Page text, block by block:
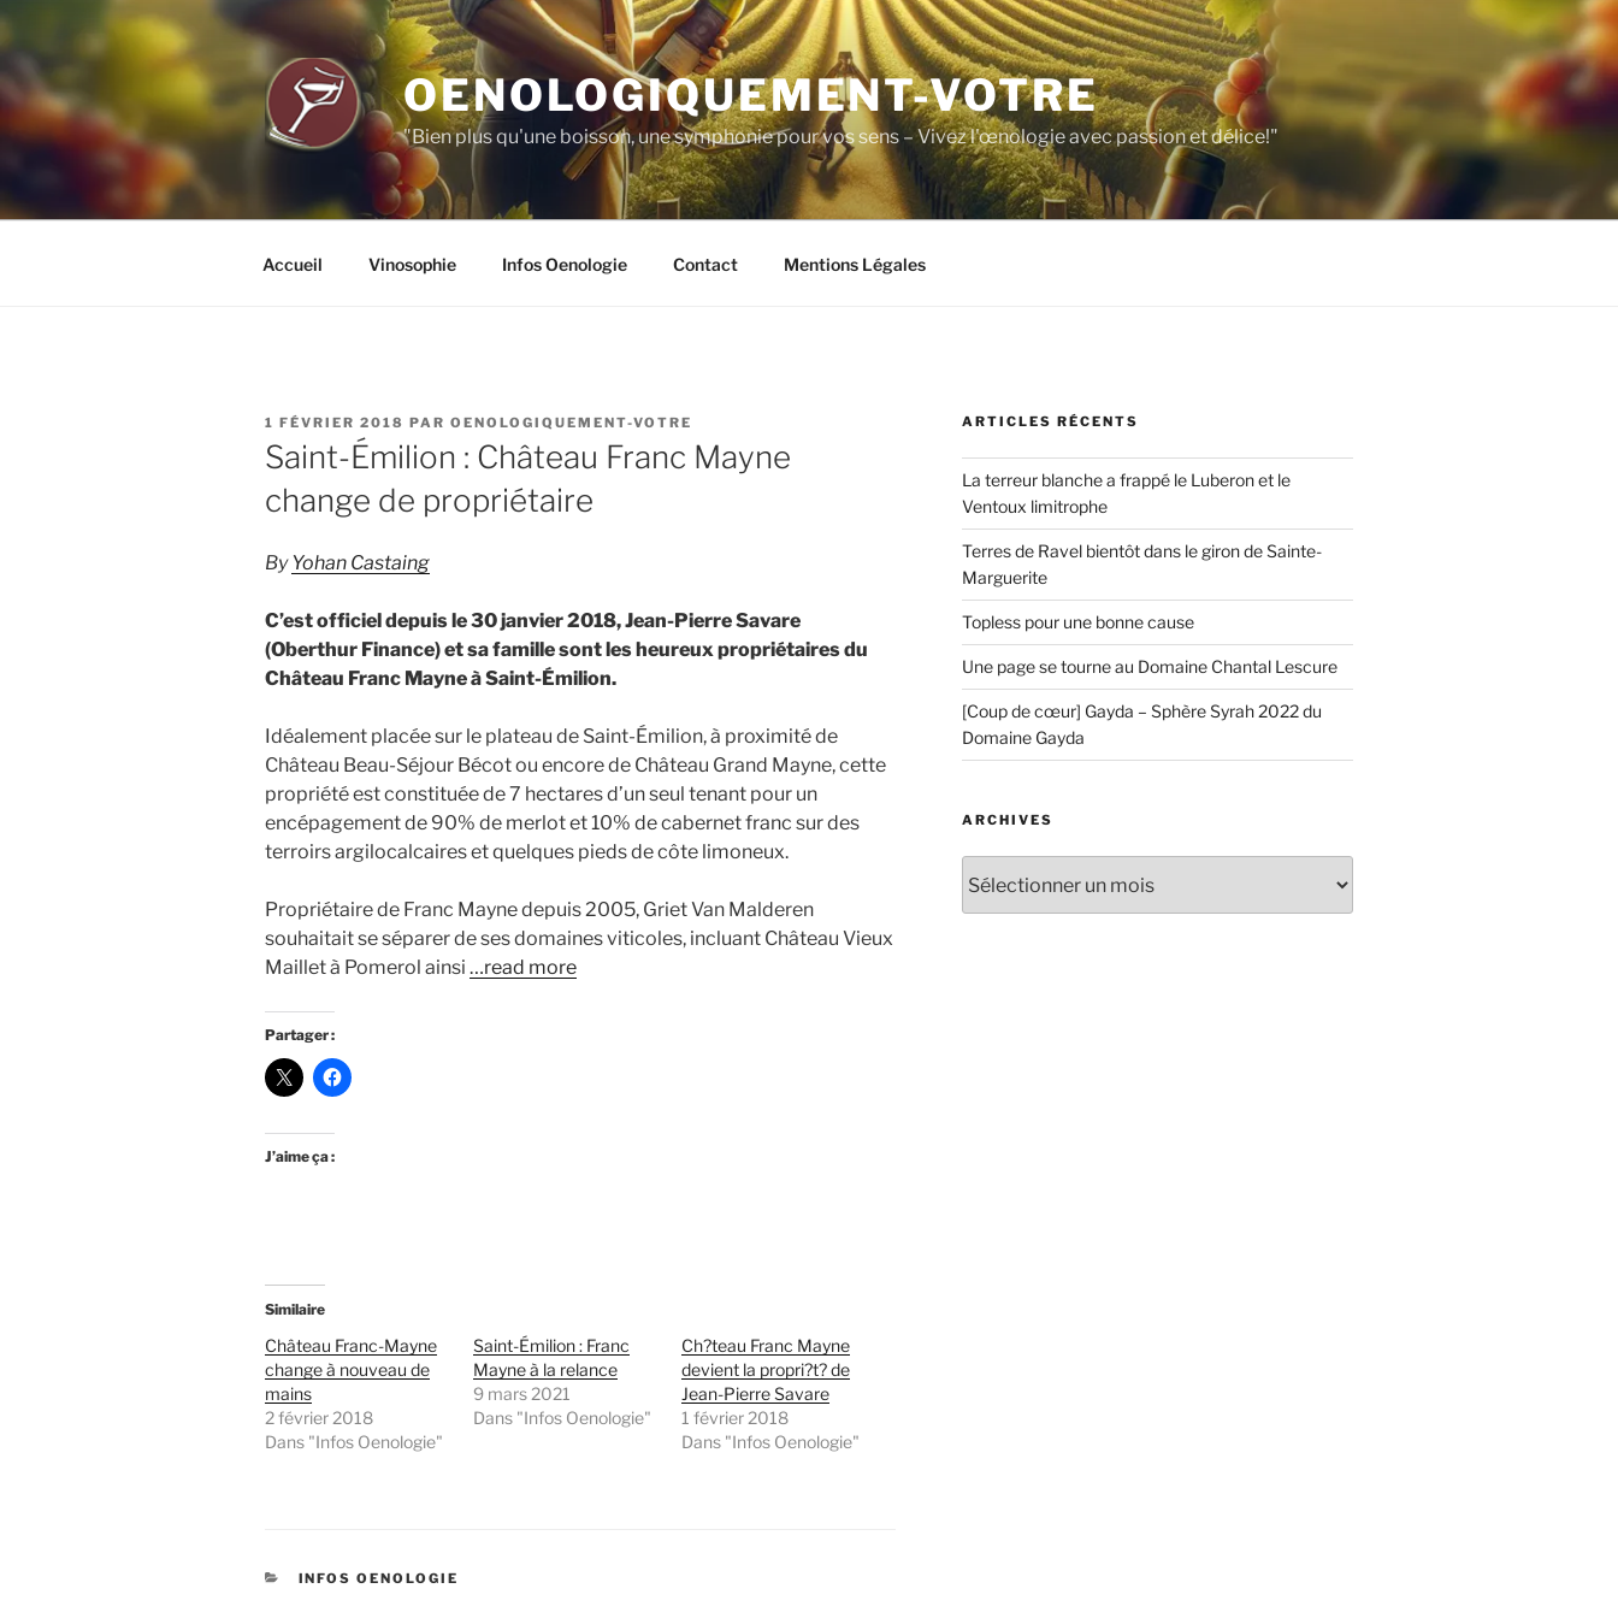
Aller
au
contenu
principal
OENOLOGIQUEMENT-VOTRE
"Bien plus qu'une boisson, une symphonie pour vos sens – Vivez l'œnologie avec passion et délice!"
Accueil Vinosophie Infos Oenologie Contact Mentions Légales
PUBLIÉ
LE
1 FÉVRIER 2018 PAR OENOLOGIQUEMENT-VOTRE
Saint-Émilion : Château Franc Mayne
change de propriétaire
ByYohan Castaing
C’est officiel depuis le 30 janvier 2018, Jean-Pierre Savare
(Oberthur Finance) et sa famille sont les heureux propriétaires du
Château Franc Mayne à Saint-Émilion.
Idéalement placée sur le plateau de Saint-Émilion, à proximité de
Château Beau-Séjour Bécot ou encore de Château Grand Mayne, cette
propriété est constituée de 7 hectares d’un seul tenant pour un
encépagement de 90% de merlot et 10% de cabernet franc sur des
terroirs argilocalcaires et quelques pieds de côte limoneux.
Propriétaire de Franc Mayne depuis 2005, Griet Van Malderen
souhaitait se séparer de ses domaines viticoles, incluant Château Vieux
Maillet à Pomerol ainsi …read more
Partager :
J’aime ça :
Similaire
Château Franc-Mayne
change à nouveau de
mains
2 février 2018
Dans "Infos Oenologie"
Saint-Émilion : Franc
Mayne à la relance
9 mars 2021
Dans "Infos Oenologie"
Ch?teau Franc Mayne
devient la propri?t? de
Jean-Pierre Savare
1 février 2018
Dans "Infos Oenologie"
CATÉGORIES
INFOS OENOLOGIE
ARTICLES RÉCENTS
La terreur blanche a frappé le Luberon et le
Ventoux limitrophe
Terres de Ravel bientôt dans le giron de Sainte-
Marguerite
Topless pour une bonne cause
Une page se tourne au Domaine Chantal Lescure
[Coup de cœur] Gayda – Sphère Syrah 2022 du
Domaine Gayda
ARCHIVES